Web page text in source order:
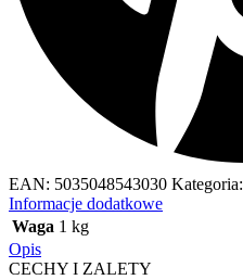
EAN: 5035048543030 Kategoria:
Informacje dodatkowe
Waga 1 kg
Opis
CECHY I ZALETY